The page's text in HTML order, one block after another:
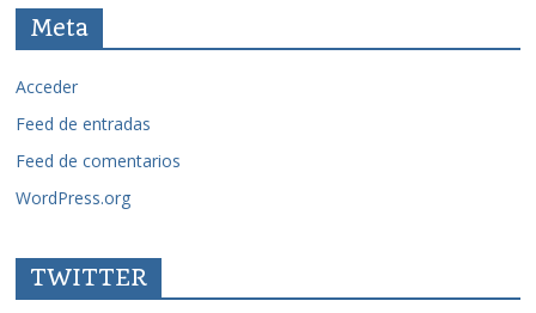
Meta
Acceder
Feed de entradas
Feed de comentarios
WordPress.org
TWITTER